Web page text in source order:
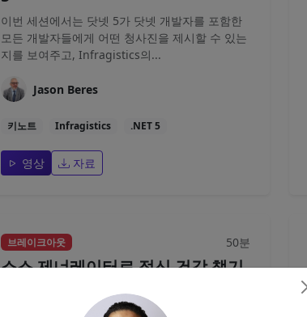
이번 세션에서는 닷넷 5가 닷넷 개발자를 포함한
모든 개발자들에게 어떤 청사진을 제시할 수 있는
지를 보여주고, Infragistics의...
Jason Beres
키노트 Infragistics .NET 5
영상 자료
브레이크아웃 50분
소스 제너레이터로 정신 건강 챙기
언제부턴가 각광을 받기 시작한 자동화 프로세스.